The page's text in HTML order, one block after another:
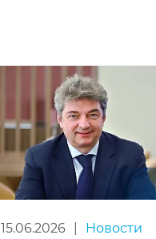
15.06.2026 Новости